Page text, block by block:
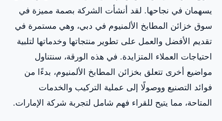
يسهمان في نجاحها. لقد أنشأت الشركة بصمة مميزة في
سوق خزائن المطابخ الألمنيوم في دبي، وهي مستمرة في
تقديم الأفضل والعمل على تطوير منتجاتها وخدماتها لتلبية
احتياجات العملاء المتزايدة. في هذه الورقة، سنتناول
مواضيع أخرى تتعلق بخزائن المطابخ الألمنيوم، بدءًا من
فوائد التصنيع ووصولًا إلى عملية التركيب والخدمات
المتاحة، مما يتيح للقراء فهم شامل لتجربة شركة الإمارات.